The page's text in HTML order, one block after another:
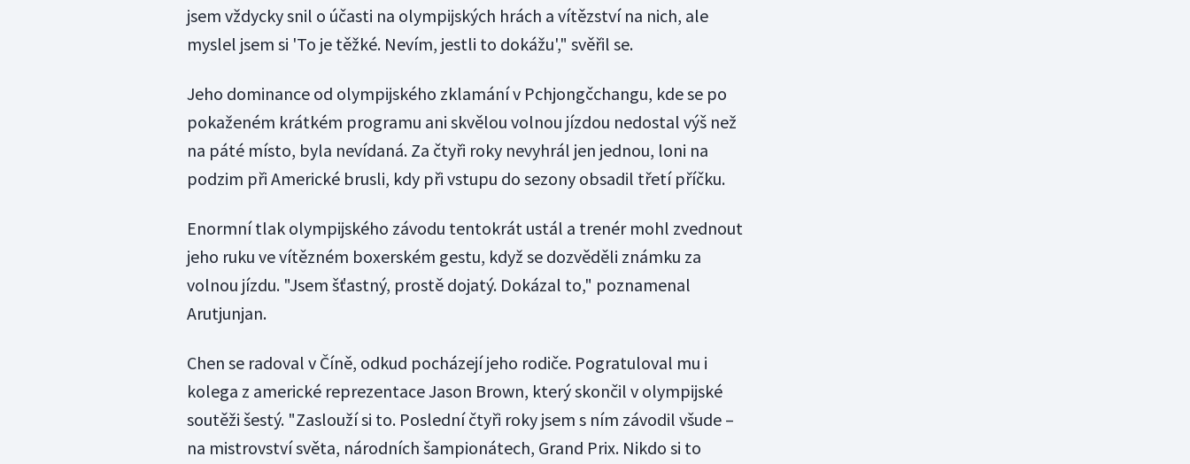
jsem vždycky snil o účasti na olympijských hrách a vítězství na nich, ale
myslel jsem si 'To je těžké. Nevím, jestli to dokážu'," svěřil se.
Jeho dominance od olympijského zklamání v Pchjongčchangu, kde se po
pokaženém krátkém programu ani skvělou volnou jízdou nedostal výš než
na páté místo, byla nevídaná. Za čtyři roky nevyhrál jen jednou, loni na
podzim při Americké brusli, kdy při vstupu do sezony obsadil třetí příčku.
Enormní tlak olympijského závodu tentokrát ustál a trenér mohl zvednout
jeho ruku ve vítězném boxerském gestu, když se dozvěděli známku za
volnou jízdu. "Jsem šťastný, prostě dojatý. Dokázal to," poznamenal
Arutjunjan.
Chen se radoval v Číně, odkud pocházejí jeho rodiče. Pogratuloval mu i
kolega z americké reprezentace Jason Brown, který skončil v olympijské
soutěži šestý. "Zaslouží si to. Poslední čtyři roky jsem s ním závodil všude –
na mistrovství světa, národních šampionátech, Grand Prix. Nikdo si to